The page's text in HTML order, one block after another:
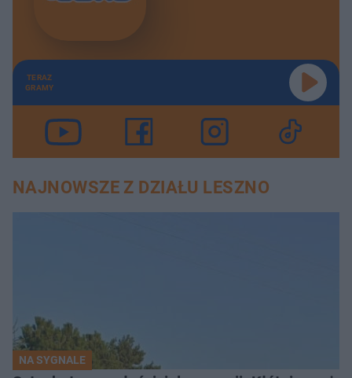
TERAZ
GRAMY
NAJNOWSZE Z DZIAŁU LESZNO
NA SYGNALE